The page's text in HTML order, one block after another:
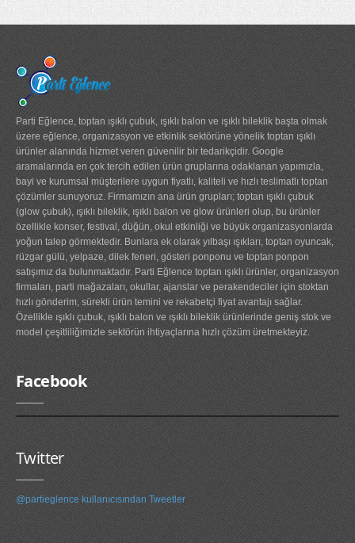
Parti Eğlence, toptan ışıklı çubuk, ışıklı balon ve ışıklı bileklik başta olmak
üzere eğlence, organizasyon ve etkinlik sektörüne yönelik toptan ışıklı
ürünler alanında hizmet veren güvenilir bir tedarikçidir. Google
aramalarında en çok tercih edilen ürün gruplarına odaklanan yapımızla,
bayi ve kurumsal müşterilere uygun fiyatlı, kaliteli ve hızlı teslimatlı toptan
çözümler sunuyoruz. Firmamızın ana ürün grupları; toptan ışıklı çubuk
(glow çubuk), ışıklı bileklik, ışıklı balon ve glow ürünleri olup, bu ürünler
özellikle konser, festival, düğün, okul etkinliği ve büyük organizasyonlarda
yoğun talep görmektedir. Bunlara ek olarak yılbaşı ışıkları, toptan oyuncak,
rüzgar gülü, yelpaze, dilek feneri, gösteri ponponu ve toptan ponpon
satışımız da bulunmaktadır. Parti Eğlence toptan ışıklı ürünler, organizasyon
firmaları, parti mağazaları, okullar, ajanslar ve perakendeciler için stoktan
hızlı gönderim, sürekli ürün temini ve rekabetçi fiyat avantajı sağlar.
Özellikle ışıklı çubuk, ışıklı balon ve ışıklı bileklik ürünlerinde geniş stok ve
model çeşitliliğimizle sektörün ihtiyaçlarına hızlı çözüm üretmekteyiz.
Facebook
Twitter
@partieglence kullanıcısından Tweetler